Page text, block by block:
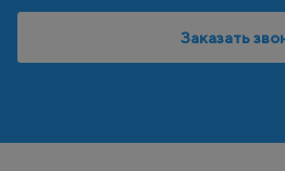
Заказать